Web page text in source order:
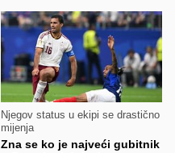
Njegov status u ekipi se drastično
mijenja
Zna se ko je najveći gubitnik